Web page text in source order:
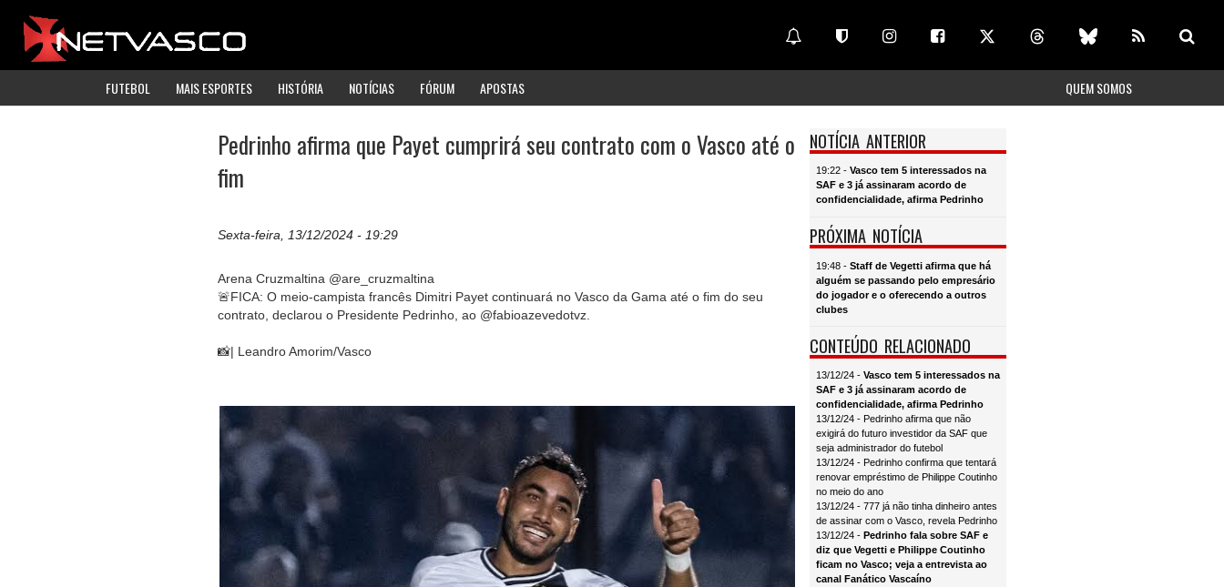
FUTEBOL MAIS ESPORTES HISTÓRIA NOTÍCIAS FÓRUM APOSTAS QUEM SOMOS
Pedrinho afirma que Payet cumprirá seu contrato com o Vasco até o
fim
Sexta-feira, 13/12/2024 - 19:29
Arena Cruzmaltina @are_cruzmaltina
🚨FICA: O meio-campista francês Dimitri Payet continuará no Vasco da Gama até o fim do seu
contrato, declarou o Presidente Pedrinho, ao @fabioazevedotvz.
📸| Leandro Amorim/Vasco
NOTÍCIA ANTERIOR
19:22 - Vasco tem 5 interessados na
SAF e 3 já assinaram acordo de
confidencialidade, afirma Pedrinho
PRÓXIMA NOTÍCIA
19:48 - Staff de Vegetti afirma que há
alguém se passando pelo empresário
do jogador e o oferecendo a outros
clubes
CONTEÚDO RELACIONADO
13/12/24 - Vasco tem 5 interessados na
SAF e 3 já assinaram acordo de
confidencialidade, afirma Pedrinho
13/12/24 - Pedrinho afirma que não
exigirá do futuro investidor da SAF que
seja administrador do futebol
13/12/24 - Pedrinho confirma que tentará
renovar empréstimo de Philippe Coutinho
no meio do ano
13/12/24 - 777 já não tinha dinheiro antes
de assinar com o Vasco, revela Pedrinho
13/12/24 - Pedrinho fala sobre SAF e
diz que Vegetti e Philippe Coutinho
ficam no Vasco; veja a entrevista ao
canal Fanático Vascaíno